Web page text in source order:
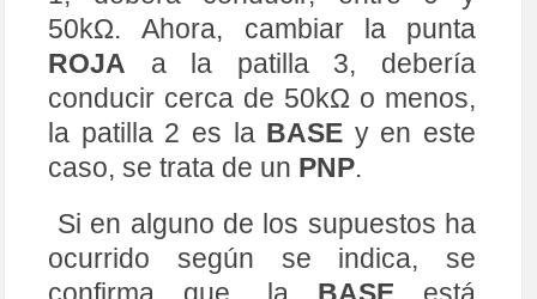
EMISOR, en los siguientes pasos,
además de la ganancia ß.
¡Ha! si. Si ninguno, de estos
supuestos anteriores no
descubren laBASEy por
consiguiente la polaridad del
transistor, puede tratarse de otro
tipo de dispositivo y si estamos